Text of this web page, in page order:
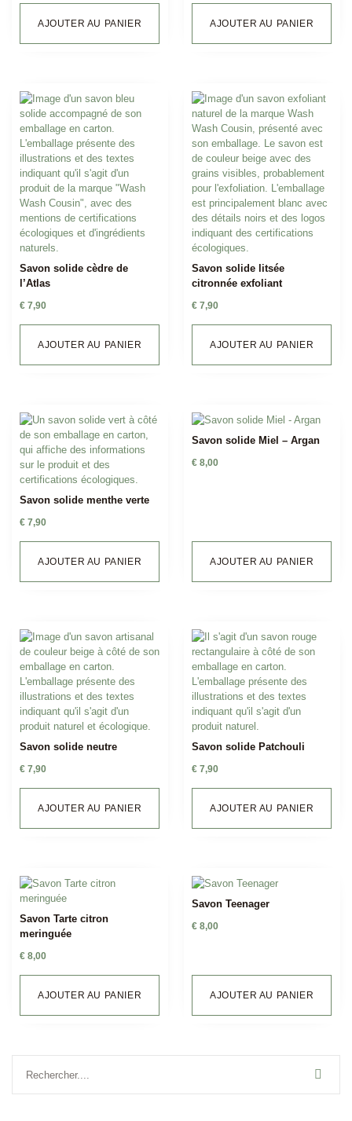
AJOUTER AU PANIER AJOUTER AU PANIER
Savon solide cèdre de
l’Atlas
€ 7,90
AJOUTER AU PANIER
Savon solide litsée
citronnée exfoliant
€ 7,90
AJOUTER AU PANIER
Savon solide menthe verte
€ 7,90
AJOUTER AU PANIER
Savon solide Miel – Argan
€ 8,00
AJOUTER AU PANIER
Savon solide neutre
€ 7,90
AJOUTER AU PANIER
Savon solide Patchouli
€ 7,90
AJOUTER AU PANIER
Savon Tarte citron
meringuée
€ 8,00
AJOUTER AU PANIER
Savon Teenager
€ 8,00
AJOUTER AU PANIER